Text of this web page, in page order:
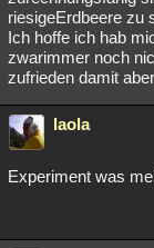
Musik Clash
Übersichten
Besucht
Lesenswert
riesigeErdbeere zu
Ich hoffe ich hab
zwarimmer noch
zufrieden damit
laola
Experiment was